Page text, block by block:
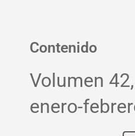
Contenido
Volumen
enero-